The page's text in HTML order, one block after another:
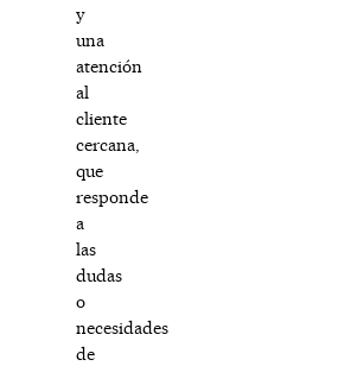
y
una
atención
al
cliente
cercana,
que
responde
a
las
dudas
o
necesidades
de